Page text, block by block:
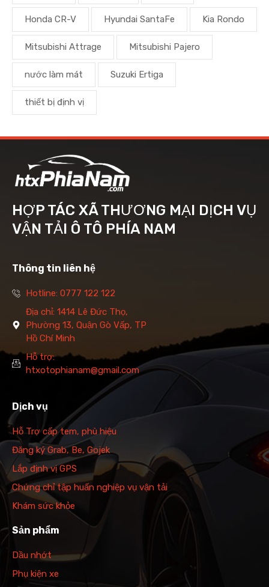
Honda CR-V Hyundai SantaFe Kia Rondo
Mitsubishi Attrage Mitsubishi Pajero
nước làm mát Suzuki Ertiga
thiết bị định vị
HỢP TÁC XÃ THƯƠNG MẠI DỊCH VỤ
VẬN TẢI Ô TÔ PHÍA NAM
Thông tin liên hệ
Hotline: 0777 122 122
Địa chỉ: 1414 Lê Đức Thọ,
Phường 13, Quận Gò Vấp, TP
Hồ Chí Minh
Hỗ trợ:
htxotophianam@gmail.com
Dịch vụ
Hỗ Trợ cấp tem, phù hiệu
Đăng ký Grab, Be, Gojek
Lắp định vị GPS
Chứng chỉ tập huấn nghiệp vụ vận tải
Khám sức khỏe
Sản phẩm
Dầu nhớt
Phụ kiện xe